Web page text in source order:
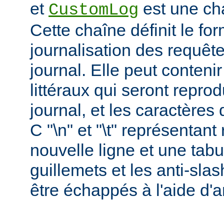
et CustomLog est une
Cette chaîne définit le
journalisation des
journal. Elle peut
littéraux qui seront
journal, et les caractères
C "\n" et "\t"
nouvelle ligne et une
guillemets et les anti-
être échappés à l'aide